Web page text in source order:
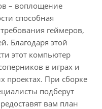
– воплощение
способная
геймеров,
Благодаря этой
этот компьютер
в играх и
проектах. При сборке
подберут
вам план